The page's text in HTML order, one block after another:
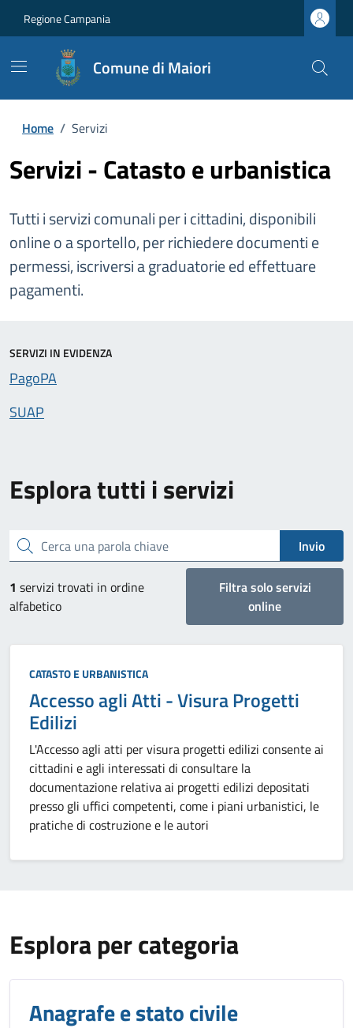
Regione Campania
Comune di Maiori
Home / Servizi
Servizi - Catasto e urbanistica
Tutti i servizi comunali per i cittadini, disponibili
online o a sportello, per richiedere documenti e
permessi, iscriversi a graduatorie ed effettuare
pagamenti.
Esplora tutti i servizi
Cerca una parola chiave Invio
1 servizi trovati in ordine
alfabetico
Filtra solo servizi
online
Categoria:
CATASTO E URBANISTICA
Accesso agli Atti - Visura Progetti
Edilizi
L'Accesso agli atti per visura progetti edilizi consente ai
cittadini e agli interessati di consultare la
documentazione relativa ai progetti edilizi depositati
presso gli uffici competenti, come i piani urbanistici, le
pratiche di costruzione e le autori
SERVIZI IN EVIDENZA
PagoPA
SUAP
Esplora per categoria
Anagrafe e stato civile